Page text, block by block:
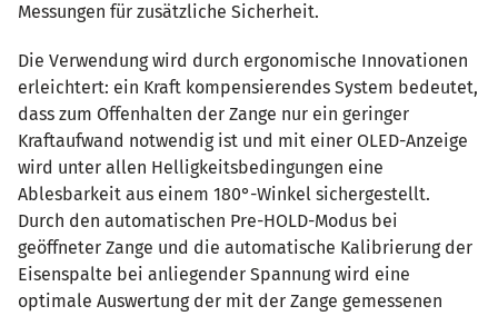
Messungen für zusätzliche Sicherheit.
Die Verwendung wird durch ergonomische Innovationen
erleichtert: ein Kraft kompensierendes System bedeutet,
dass zum Offenhalten der Zange nur ein geringer
Kraftaufwand notwendig ist und mit einer OLED-Anzeige
wird unter allen Helligkeitsbedingungen eine
Ablesbarkeit aus einem 180°-Winkel sichergestellt.
Durch den automatischen Pre-HOLD-Modus bei
geöffneter Zange und die automatische Kalibrierung der
Eisenspalte bei anliegender Spannung wird eine
optimale Auswertung der mit der Zange gemessenen